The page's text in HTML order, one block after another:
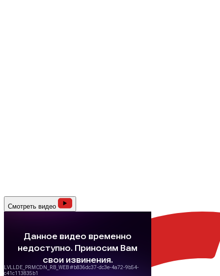
Смотреть видео